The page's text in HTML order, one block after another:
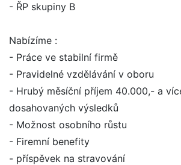
- ŘP skupiny B
Nabízíme :
- Práce ve stabilní firmě
- Pravidelné vzdělávání v oboru
- Hrubý měsíční příjem 40.000,- a
dosahovaných výsledků
- Možnost osobního růstu
- Firemní benefity
- příspěvek na stravování